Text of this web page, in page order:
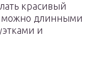
красивый
можно длинными
и